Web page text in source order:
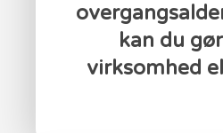
kan du
virksomhed